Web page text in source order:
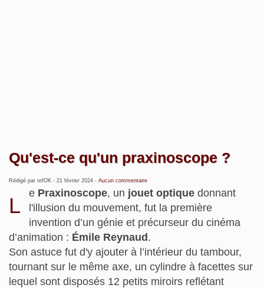
Qu'est-ce qu'un praxinoscope ?
Rédigé par refOK - 21 février 2024- Aucun commentaire
L
e Praxinoscope, un jouet optique donnant
l'illusion du mouvement, fut la première
invention d’un génie et précurseur du cinéma
d’animation : Émile Reynaud.
Son astuce fut d'y ajouter à l’intérieur du tambour,
tournant sur le même axe, un cylindre à facettes sur
lequel sont disposés 12 petits miroirs reflétant